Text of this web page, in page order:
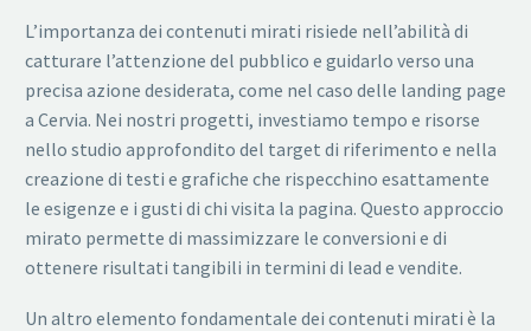
L’importanza dei contenuti mirati risiede nell’abilità di
catturare l’attenzione del pubblico e guidarlo verso una
precisa azione desiderata, come nel caso delle landing page
a Cervia. Nei nostri progetti, investiamo tempo e risorse
nello studio approfondito del target di riferimento e nella
creazione di testi e grafiche che rispecchino esattamente
le esigenze e i gusti di chi visita la pagina. Questo approccio
mirato permette di massimizzare le conversioni e di
ottenere risultati tangibili in termini di lead e vendite.
Un altro elemento fondamentale dei contenuti mirati è la